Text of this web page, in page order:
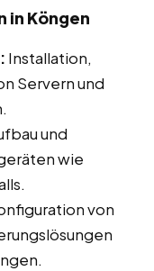
in Köngen
Installation,
Servern und
und
wie
von